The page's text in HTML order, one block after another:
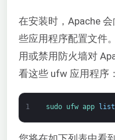
在安装时，Apache
些应用程序配置文件
用或禁用防火墙对
看这些 ufw 应用程序：
1 sudo ufw app list